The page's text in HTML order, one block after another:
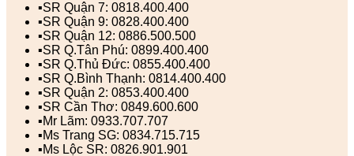
▪️SR Quận 7: 0818.400.400
▪️SR Quận 9: 0828.400.400
▪️SR Quận 12: 0886.500.500
▪️SR Q.Tân Phú: 0899.400.400
▪️SR Q.Thủ Đức: 0855.400.400
▪️SR Q.Bình Thạnh: 0814.400.400
▪️SR Quận 2: 0853.400.400
▪️SR Cần Thơ: 0849.600.600
▪️Mr Lãm: 0933.707.707
▪️Ms Trang SG: 0834.715.715
▪️Ms Lộc SR: 0826.901.901